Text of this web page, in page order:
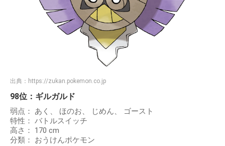
出典： https://zukan.pokemon.co.jp
98位：ギルガルド
弱点： あく、 ほのお、 じめん、 ゴースト
特性： バトルスイッチ
高さ： 170 cm
分類： おうけんポケモン